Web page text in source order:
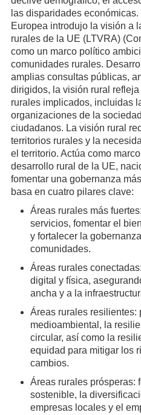
las disparidades
Europea introdujo la visión a
rurales de la UE (LTVRA)
como un marco político
comunidades rurales.
amplias consultas públicas,
dirigidos, la visión rural
rurales implicados, incluidas
organizaciones de la
ciudadanos. La visión rural
territorios rurales y la
el territorio. Actúa como
desarrollo rural de la UE,
fomentar una gobernanza
basa en cuatro pilares clave:
Áreas rurales más
servicios, fomentar el
y fortalecer la
comunidades.
Áreas rurales
digital y física,
ancha y a la
Áreas rurales resilientes:
medioambiental, la
circular, así como la
equidad para mitigar los
cambios.
Áreas rurales prósperas:
sostenible, la
empresas locales y el